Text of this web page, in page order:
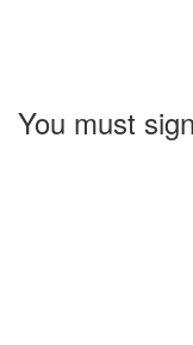
You must